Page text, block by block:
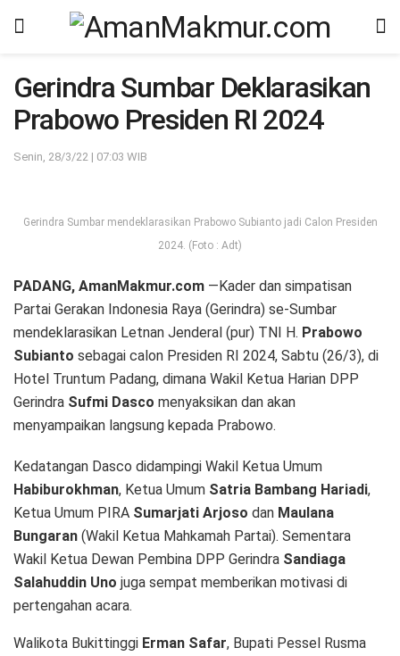
Gerindra Sumbar Deklarasikan
Prabowo Presiden RI 2024
Senin, 28/3/22 | 07:03 WIB
Gerindra Sumbar mendeklarasikan Prabowo Subianto jadi Calon Presiden
2024. (Foto : Adt)
PADANG, AmanMakmur.com —Kader dan simpatisan
Partai Gerakan Indonesia Raya (Gerindra) se-Sumbar
mendeklarasikan Letnan Jenderal (pur) TNI H. Prabowo
Subianto sebagai calon Presiden RI 2024, Sabtu (26/3), di
Hotel Truntum Padang, dimana Wakil Ketua Harian DPP
Gerindra Sufmi Dasco menyaksikan dan akan
menyampaikan langsung kepada Prabowo.
Kedatangan Dasco didampingi Wakil Ketua Umum
Habiburokhman, Ketua Umum Satria Bambang Hariadi,
Ketua Umum PIRA Sumarjati Arjoso dan Maulana
Bungaran (Wakil Ketua Mahkamah Partai). Sementara
Wakil Ketua Dewan Pembina DPP Gerindra Sandiaga
Salahuddin Uno juga sempat memberikan motivasi di
pertengahan acara.
Walikota Bukittinggi Erman Safar, Bupati Pessel Rusma